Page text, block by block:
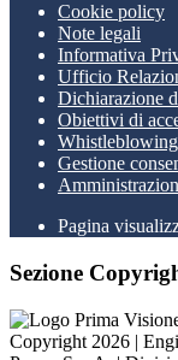
Cookie policy
Note legali
Informativa
Ufficio
Dichiarazione
Obiettivi di
Whistleblowing
Gestione
Pagina
Sezione
Copyright 2026 |